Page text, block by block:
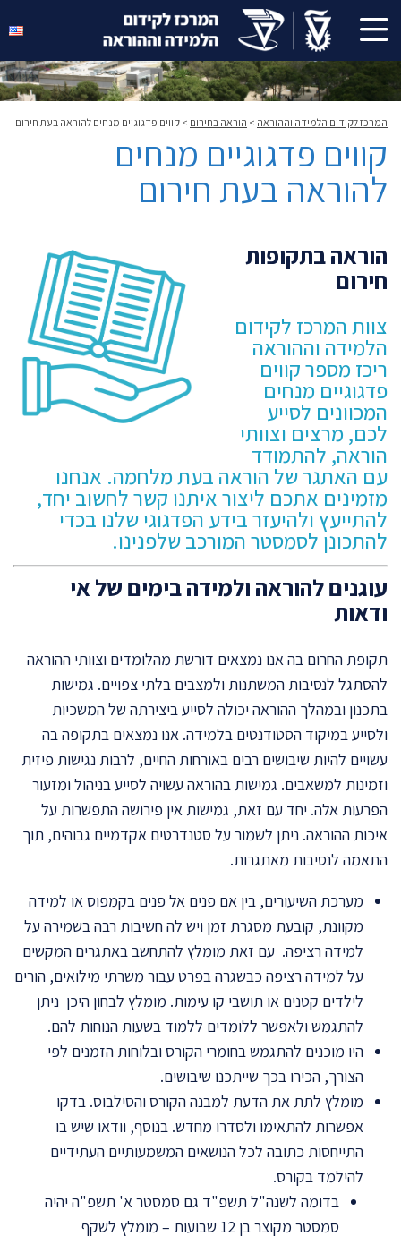
המרכז לקידום הלמידה וההוראה > הוראה בחירום > קווים פדגוגיים מנחים להוראה בעת חירום
קווים פדגוגיים מנחים
להוראה בעת חירום
הוראה בתקופות
חירום
צוות המרכז לקידום
הלמידה וההוראה
ריכז מספר קווים
פדגוגיים מנחים
המכוונים לסייע
לכם, מרצים וצוותי
הוראה, להתמודד
עם האתגר של הוראה בעת מלחמה. אנחנו
מזמינים אתכם ליצור איתנו קשרלחשוב יחד,
להתייעץ ולהיעזר בידע הפדגוגי שלנו בכדי
להתכונן לסמסטר המורכב שלפנינו.
עוגנים להוראה ולמידה בימים של אי
ודאות
תקופת החרום בה אנו נמצאים דורשת מהלומדים וצוותי ההוראה
להסתגל לנסיבות המשתנות ולמצבים בלתי צפויים. גמישות
בתכנון ובמהלך ההוראה יכולה לסייע ביצירתה של המשכיות
ולסייע במיקוד הסטודנטים בלמידה. אנו נמצאים בתקופה בה
עשויים להיות שיבושים רבים באורחות החיים, לרבות נגישות פיזית
וזמינות למשאבים. גמישות בהוראה עשויה לסייע בניהול ומזעור
הפרעות אלה. יחד עם זאת, גמישות אין פירושה התפשרות על
איכות ההוראה. ניתן לשמור על סטנדרטים אקדמיים גבוהים, תוך
התאמה לנסיבות מאתגרות.
מערכת השיעורים, בין אם פנים אל פנים בקמפוס או למידה
מקוונת, קובעת מסגרת זמן ויש לה חשיבות רבה בשמירה על
למידה רציפה. עם זאת מומלץ להתחשב באתגרים המקשים
על למידה רציפה כבשגרה בפרט עבור משרתי מילואים, הורים
לילדים קטנים או תושבי קו עימות. מומלץ לבחון היכן ניתן
להתגמש ולאפשר ללומדים ללמוד בשעות הנוחות להם.
היו מוכנים להתגמש בחומרי הקורס ובלוחות הזמנים לפי
הצורך, הכירו בכך שייתכנו שיבושים.
מומלץ לתת את הדעת למבנה הקורס והסילבוס. בדקו
אפשרות להתאימו ולסדרו מחדש. בנוסף, וודאו שיש בו
התייחסות כתובה לכל הנושאים המשמעותיים העתידיים
להילמד בקורס.
בדומה לשנה"ל תשפ"ד גם סמסטר א' תשפ"ה יהיה
סמסטר מקוצר בן 12 שבועות – מומלץ לשקף